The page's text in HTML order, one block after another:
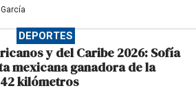
DEPORTES
y del Caribe 2026: Sofía
mexicana ganadora de la
kilómetros